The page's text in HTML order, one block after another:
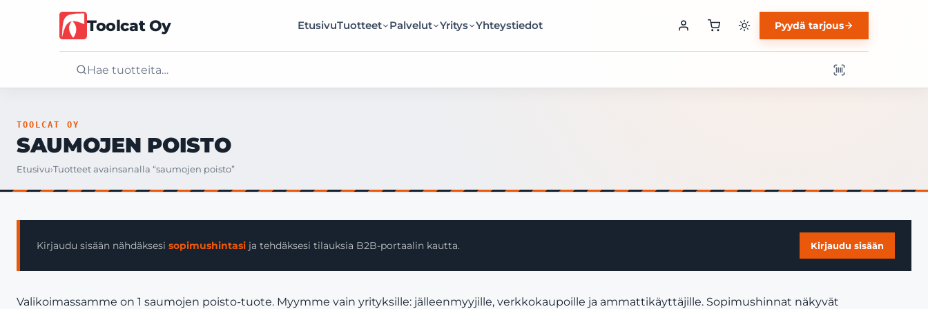
Toolcat Oy EtusivuTuotteet Palvelut Yritys Yhteystiedot Pyydä tarjous
Tuotteet
Yritys
TOOLCAT OY
SAUMOJEN POISTO
Etusivu›Tuotteet avainsanalla “saumojen poisto”
Kirjaudu sisään nähdäksesi sopimushintasi ja tehdäksesi tilauksia B2B-portaalin kautta. Kirjaudu sisään
Valikoimassamme on 1 saumojen poisto-tuote. Myymme vain yrityksille: jälleenmyyjille, verkkokaupoille ja ammattikäyttäjille. Sopimushinnat näkyvät